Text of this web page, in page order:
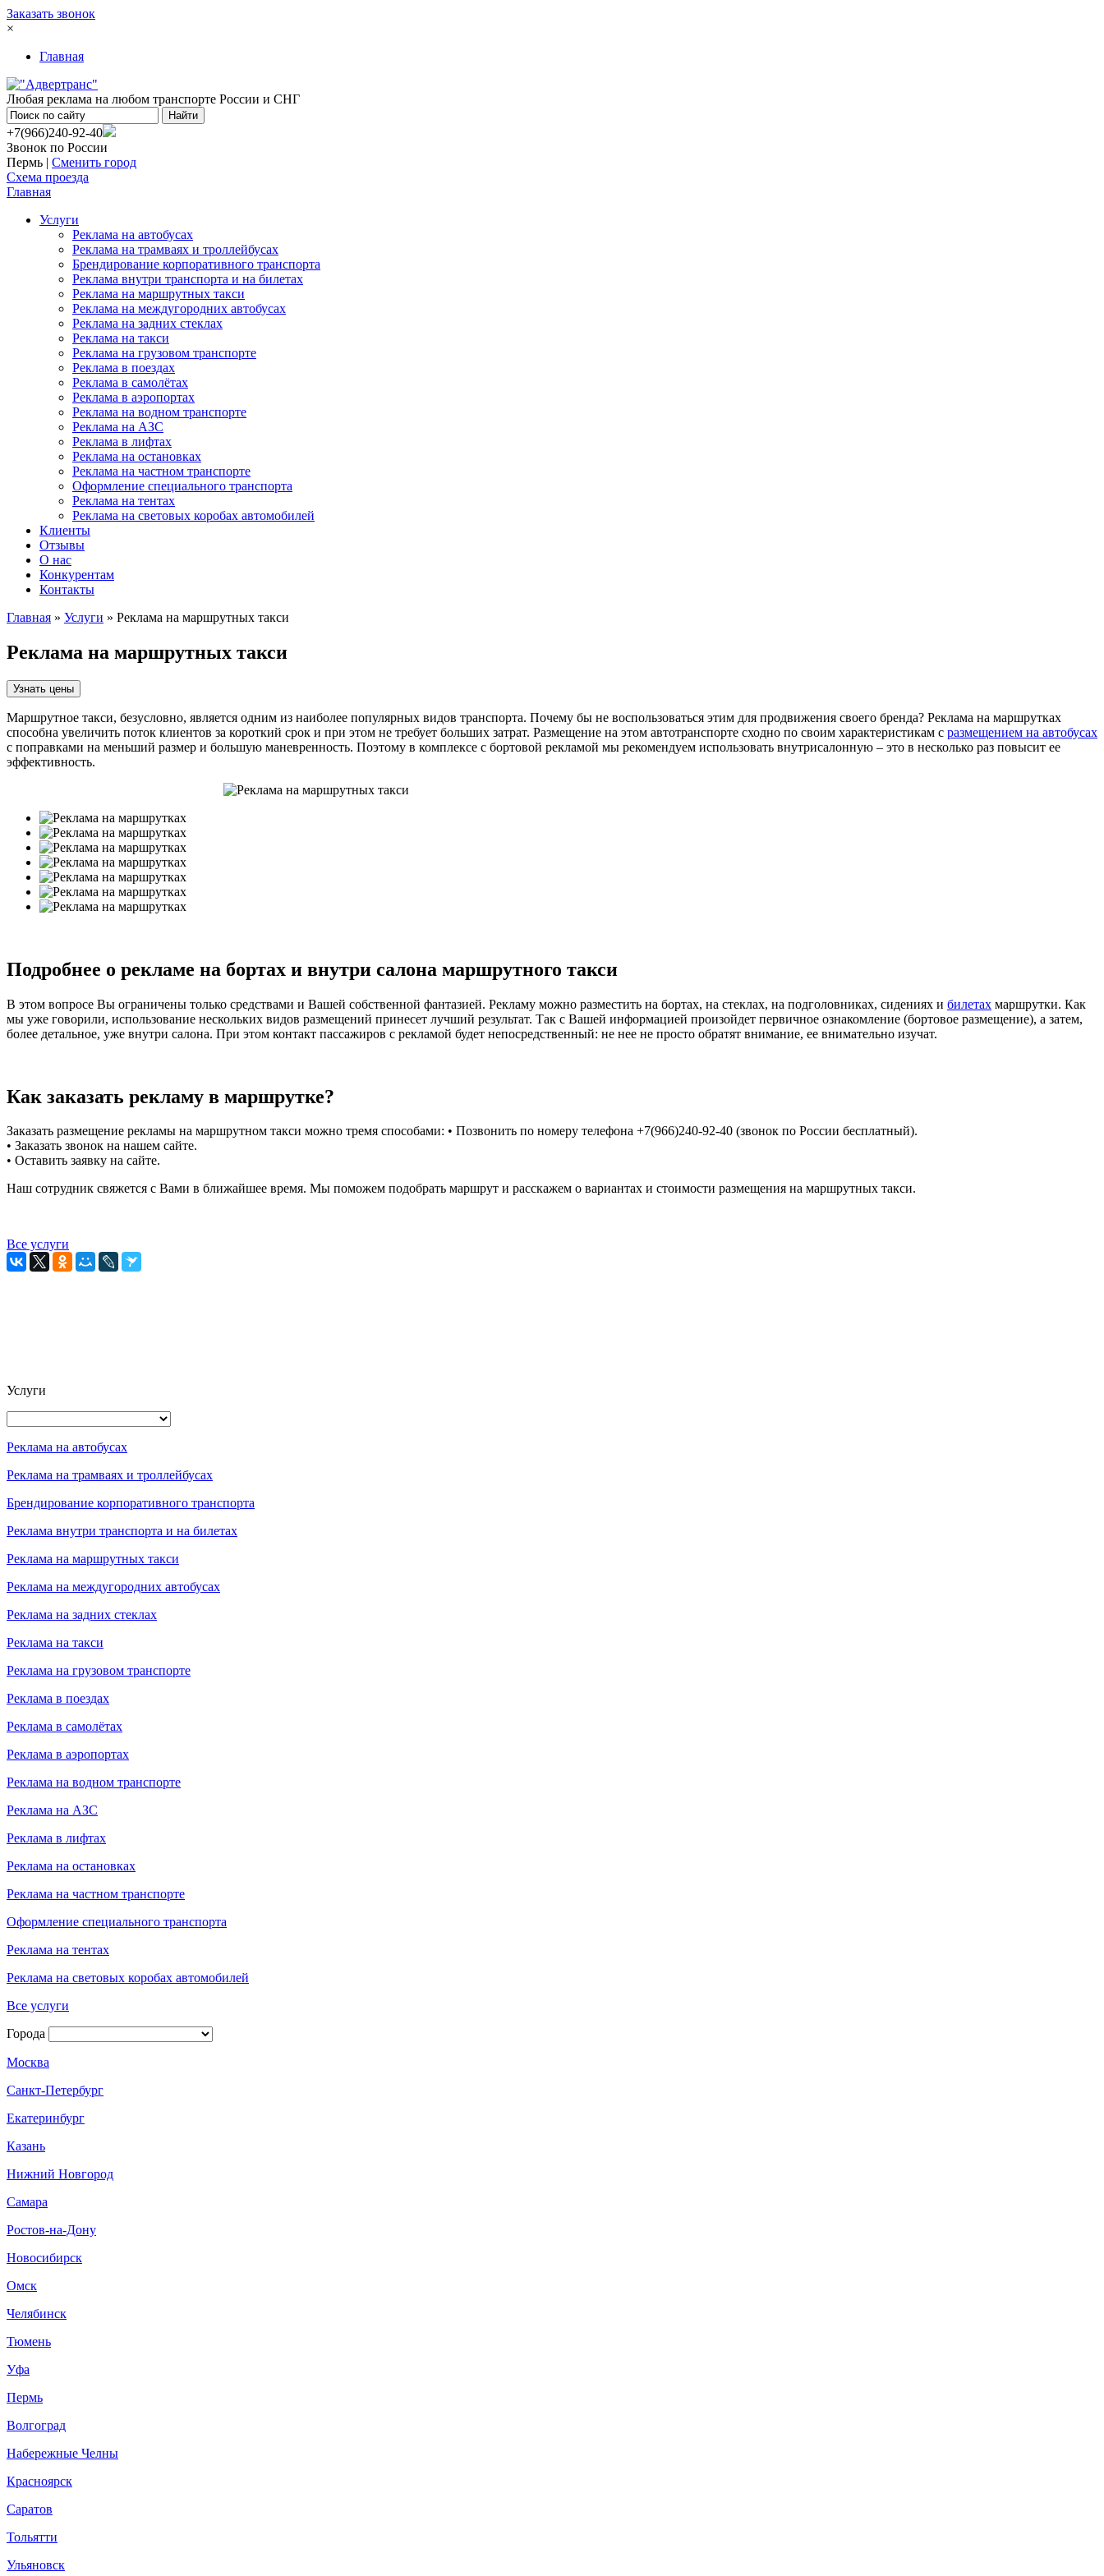
Заказать звонок
×
Главная
Любая реклама на любом транспорте России и СНГ
+7(966)240-92-40
Звонок по России
Пермь | Сменить город
Схема проезда
Главная
Услуги
Реклама на автобусах
Реклама на трамваях и троллейбусах
Брендирование корпоративного транспорта
Реклама внутри транспорта и на билетах
Реклама на маршрутных такси
Реклама на междугородних автобусах
Реклама на задних стеклах
Реклама на такси
Реклама на грузовом транспорте
Реклама в поездах
Реклама в самолётах
Реклама в аэропортах
Реклама на водном транспорте
Реклама на АЗС
Реклама в лифтах
Реклама на остановках
Реклама на частном транспорте
Оформление специального транспорта
Реклама на тентах
Реклама на световых коробах автомобилей
Клиенты
Отзывы
О нас
Конкурентам
Контакты
Главная » Услуги » Реклама на маршрутных такси
Реклама на маршрутных такси
Маршрутное такси, безусловно, является одним из наиболее популярных видов транспорта. Почему бы не воспользоваться этим для продвижения своего бренда? Реклама на маршрутках
способна увеличить поток клиентов за короткий срок и при этом не требует больших затрат. Размещение на этом автотранспорте сходно по своим характеристикам с размещением на автобусах
с поправками на меньший размер и большую маневренность. Поэтому в комплексе с бортовой рекламой мы рекомендуем использовать внутрисалонную – это в несколько раз повысит ее
эффективность.
Подробнее о рекламе на бортах и внутри салона маршрутного такси
В этом вопросе Вы ограничены только средствами и Вашей собственной фантазией. Рекламу можно разместить на бортах, на стеклах, на подголовниках, сидениях и билетах маршрутки. Как
мы уже говорили, использование нескольких видов размещений принесет лучший результат. Так с Вашей информацией произойдет первичное ознакомление (бортовое размещение), а затем,
более детальное, уже внутри салона. При этом контакт пассажиров с рекламой будет непосредственный: не нее не просто обратят внимание, ее внимательно изучат.
Как заказать рекламу в маршрутке?
Заказать размещение рекламы на маршрутном такси можно тремя способами: • Позвонить по номеру телефона +7(966)240-92-40 (звонок по России бесплатный).
• Заказать звонок на нашем сайте.
• Оставить заявку на сайте.
Наш сотрудник свяжется с Вами в ближайшее время. Мы поможем подобрать маршрут и расскажем о вариантах и стоимости размещения на маршрутных такси.
Все услуги
Услуги
Реклама на автобусах
Реклама на трамваях и троллейбусах
Брендирование корпоративного транспорта
Реклама внутри транспорта и на билетах
Реклама на маршрутных такси
Реклама на междугородних автобусах
Реклама на задних стеклах
Реклама на такси
Реклама на грузовом транспорте
Реклама в поездах
Реклама в самолётах
Реклама в аэропортах
Реклама на водном транспорте
Реклама на АЗС
Реклама в лифтах
Реклама на остановках
Реклама на частном транспорте
Оформление специального транспорта
Реклама на тентах
Реклама на световых коробах автомобилей
Все услуги
Города
Москва
Санкт-Петербург
Екатеринбург
Казань
Нижний Новгород
Самара
Ростов-на-Дону
Новосибирск
Омск
Челябинск
Тюмень
Уфа
Пермь
Волгоград
Набережные Челны
Красноярск
Саратов
Тольятти
Ульяновск